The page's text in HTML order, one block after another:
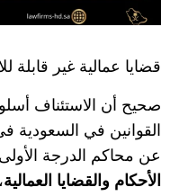
قضايا عمالية غير قابلة
صحيح أن الاستئناف
القوانين في
عن محاكم الدرجة
الأحكام والقضايا العمالية